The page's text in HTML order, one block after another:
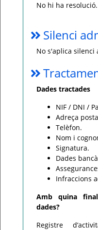
No hi ha resolució.
Silenci
No s'aplica
Dades tractades
NIF / DNI /
Adreça
Telèfon.
Nom i
Signatura.
Dades
Infraccions
Amb quina
dades?
Registre